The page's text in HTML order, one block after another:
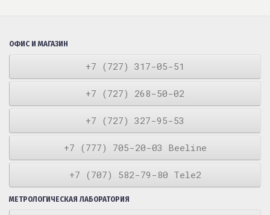
ОФИС И МАГАЗИН
+7 (727) 317-05-51
+7 (727) 268-50-02
+7 (727) 327-95-53
+7 (777) 705-20-03 Beeline
+7 (707) 582-79-80 Tele2
МЕТРОЛОГИЧЕСКАЯ ЛАБОРАТОРИЯ